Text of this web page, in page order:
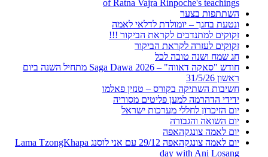
of Ratna Vajra Rinpoche's teachings
השתתפות בצער
ונטעת בחגך – יומולדת לדלאי לאמה
זקוקים למתנדבים לקראת הביקור !!!
זקוקים לעזרה לקראת הביקור
חג שמח ושנה טובה לכל
חודש "סאקה דאווה" – Saga Dawa 2026 מתחיל השנה ביום
ראשון 31/5/26
חשיבות השתיקה בקורס – טנזין פאלמו
ידידי הדהרמה למען פליטים מסוריה
יום הזיכרון לחללי מערכות ישראל
יום השואה והגבורה
יום לאמה צונגקהאפה
יום לאמה צונגקהאפה 29/12 עם אני לוסנג Lama TzongKhapa
day with Ani Losang